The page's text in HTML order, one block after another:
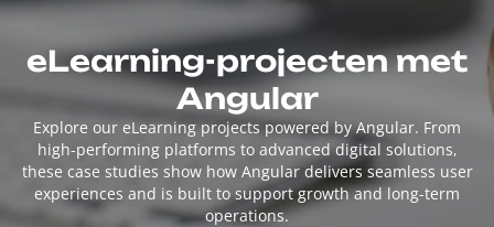
eLearning-projecten met
Angular
Explore our eLearning projects powered by Angular. From
high-performing platforms to advanced digital solutions,
these case studies show how Angular delivers seamless user
experiences and is built to support growth and long-term
operations.